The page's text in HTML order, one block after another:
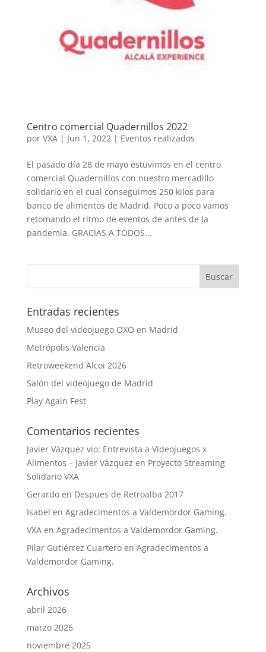
Centro comercial Quadernillos 2022
por VXA| Jun 1, 2022| Eventos realizados
El pasado día 28 de mayo estuvimos en el centro
comercial Quadernillos con nuestro mercadillo
solidario en el cual conseguimos 250 kilos para
banco de alimentos de Madrid. Poco a poco vamos
retomando el ritmo de eventos de antes de la
pandemia. GRACIAS A TODOS...
Entradas recientes
Museo del videojuego OXO en Madrid
Metrópolis Valencia
Retroweekend Alcoi 2026
Salón del videojuego de Madrid
Play Again Fest
Comentarios recientes
Javier Vázquez vio: Entrevista a Videojuegos x
Alimentos – Javier Vázquez en Proyecto Streaming
Solidario VXA
Gerardoen Despues de Retroalba 2017
Isabel en Agradecimentos a Valdemordor Gaming.
VXAen Agradecimentos a Valdemordor Gaming.
Pilar Gutiérrez Cuarteroen Agradecimentos a
Valdemordor Gaming.
Archivos
abril 2026
marzo 2026
noviembre 2025